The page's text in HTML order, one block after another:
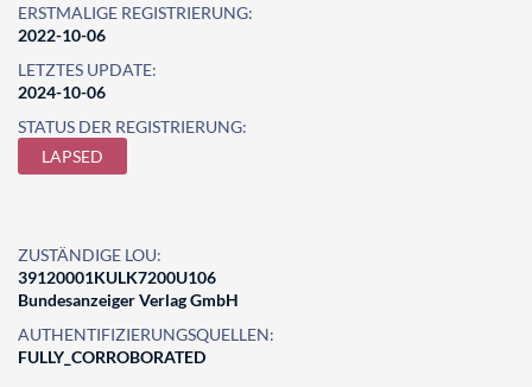
ERSTMALIGE REGISTRIERUNG:
2022-10-06
LETZTES UPDATE:
2024-10-06
STATUS DER REGISTRIERUNG:
LAPSED
ZUSTÄNDIGE LOU:
39120001KULK7200U106
Bundesanzeiger Verlag GmbH
AUTHENTIFIZIERUNGSQUELLEN:
FULLY_CORROBORATED